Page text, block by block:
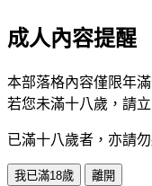
成人內容提醒
本部落格內容僅限年
若您未滿十八歲，請立
已滿十八歲者，亦請
我已滿18歲 離開